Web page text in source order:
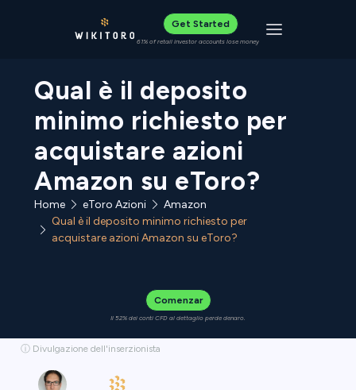
Get Started
61% of retail investor accounts lose money Toggle
Qual è il deposito
minimo richiesto per
acquistare azioni
Amazon su eToro?
Home eToro Azioni
Amazon
Qual è il deposito minimo richiesto per
acquistare azioni Amazon su eToro?
Comenzar
Il 52% dei conti CFD al dettaglio perde denaro.
ⓘ Divulgazione dell'inserzionista